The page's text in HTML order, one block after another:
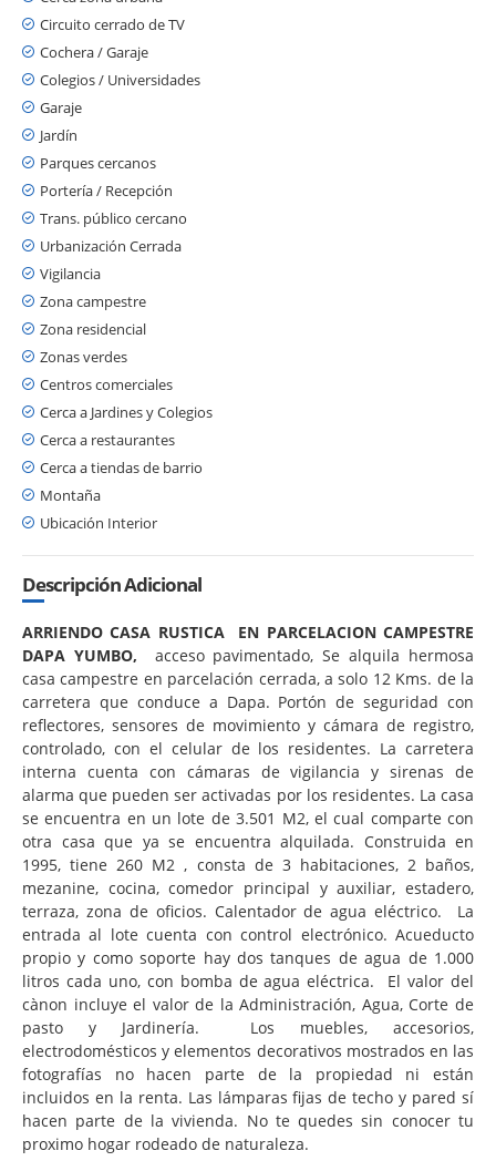
Circuito cerrado de TV
Cochera / Garaje
Colegios / Universidades
Garaje
Jardín
Parques cercanos
Portería / Recepción
Trans. público cercano
Urbanización Cerrada
Vigilancia
Zona campestre
Zona residencial
Zonas verdes
Centros comerciales
Cerca a Jardines y Colegios
Cerca a restaurantes
Cerca a tiendas de barrio
Montaña
Ubicación Interior
Descripción Adicional
ARRIENDO CASA RUSTICA EN PARCELACION CAMPESTRE
DAPA YUMBO, acceso pavimentado, Se alquila hermosa
casa campestre en parcelación cerrada, a solo 12 Kms. de la
carretera que conduce a Dapa. Portón de seguridad con
reflectores, sensores de movimiento y cámara de registro,
controlado, con el celular de los residentes. La carretera
interna cuenta con cámaras de vigilancia y sirenas de
alarma que pueden ser activadas por los residentes. La casa
se encuentra en un lote de 3.501 M2, el cual comparte con
otra casa que ya se encuentra alquilada. Construida en
1995, tiene 260 M2 , consta de 3 habitaciones, 2 baños,
mezanine, cocina, comedor principal y auxiliar, estadero,
terraza, zona de oficios. Calentador de agua eléctrico. La
entrada al lote cuenta con control electrónico. Acueducto
propio y como soporte hay dos tanques de agua de 1.000
litros cada uno, con bomba de agua eléctrica. El valor del
cànon incluye el valor de la Administración, Agua, Corte de
pasto y Jardinería. Los muebles, accesorios,
electrodomésticos y elementos decorativos mostrados en las
fotografías no hacen parte de la propiedad ni están
incluidos en la renta. Las lámparas fijas de techo y pared sí
hacen parte de la vivienda. No te quedes sin conocer tu
proximo hogar rodeado de naturaleza.